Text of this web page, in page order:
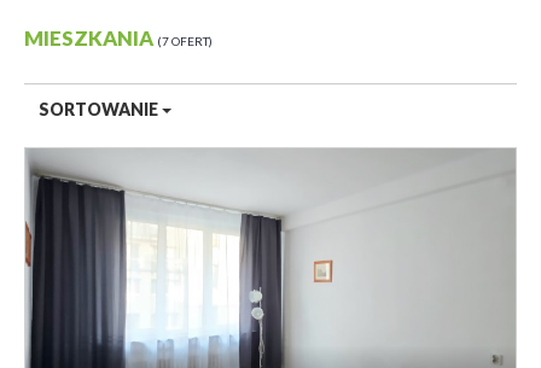
MIESZKANIA 7 OFERT
SORTOWANIE